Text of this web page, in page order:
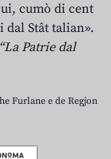
cumò di cent
Stât talian».
Patrie dal
Furlane e de Regjon